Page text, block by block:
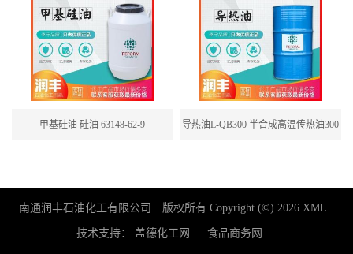
甲基硅油 硅油 63148-62-9 导热油L-QB300 半合成高温传热油300
南通润丰石油化工有限公司 版权所有 Copyright (©) 2026 XML
技术支持： 盖德化工网 食品商务网